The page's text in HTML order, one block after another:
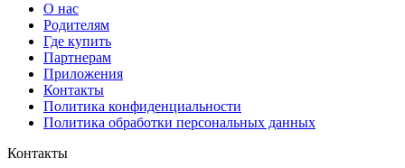
О нас
Родителям
Где купить
Партнерам
Приложения
Контакты
Политика конфиденциальности
Политика обработки персональных данных
Контакты